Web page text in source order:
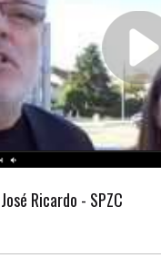
José Ricardo - SPZC